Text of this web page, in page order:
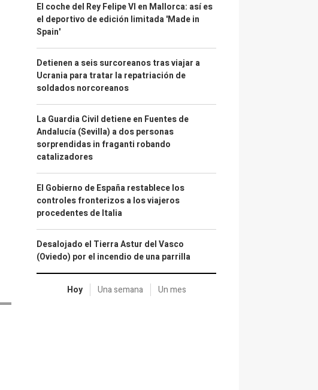
El coche del Rey Felipe VI en Mallorca: así es
el deportivo de edición limitada 'Made in
Spain'
Detienen a seis surcoreanos tras viajar a
Ucrania para tratar la repatriación de
soldados norcoreanos
La Guardia Civil detiene en Fuentes de
Andalucía (Sevilla) a dos personas
sorprendidas in fraganti robando
catalizadores
El Gobierno de España restablece los
controles fronterizos a los viajeros
procedentes de Italia
Desalojado el Tierra Astur del Vasco
(Oviedo) por el incendio de una parrilla
Hoy Una semana Un mes